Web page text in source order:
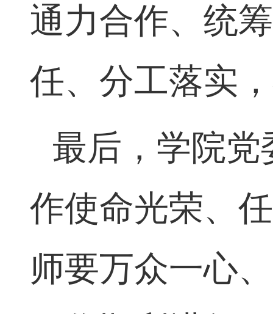
通力合作、统
任、分工落实
最后，学院
作使命光荣、
师要万众一心